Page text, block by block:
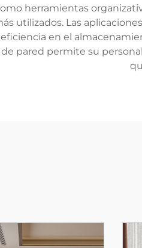
herramientas
utilizados. Las
en el
pared permite su